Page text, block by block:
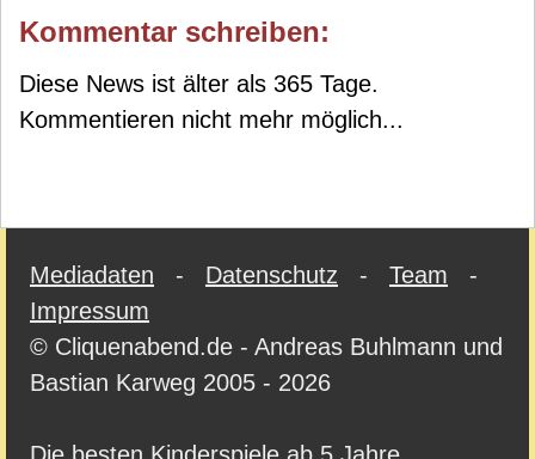
Kommentar schreiben:
Diese News ist älter als 365 Tage.
Kommentieren nicht mehr möglich...
Mediadaten - Datenschutz - Team -
Impressum
© Cliquenabend.de - Andreas Buhlmann und
Bastian Karweg 2005 - 2026